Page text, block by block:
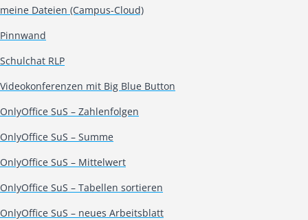
meine Dateien (Campus-Cloud)
Pinnwand
Schulchat RLP
Videokonferenzen mit Big Blue Button
OnlyOffice SuS – Zahlenfolgen
OnlyOffice SuS – Summe
OnlyOffice SuS – Mittelwert
OnlyOffice SuS – Tabellen sortieren
OnlyOffice SuS – neues Arbeitsblatt